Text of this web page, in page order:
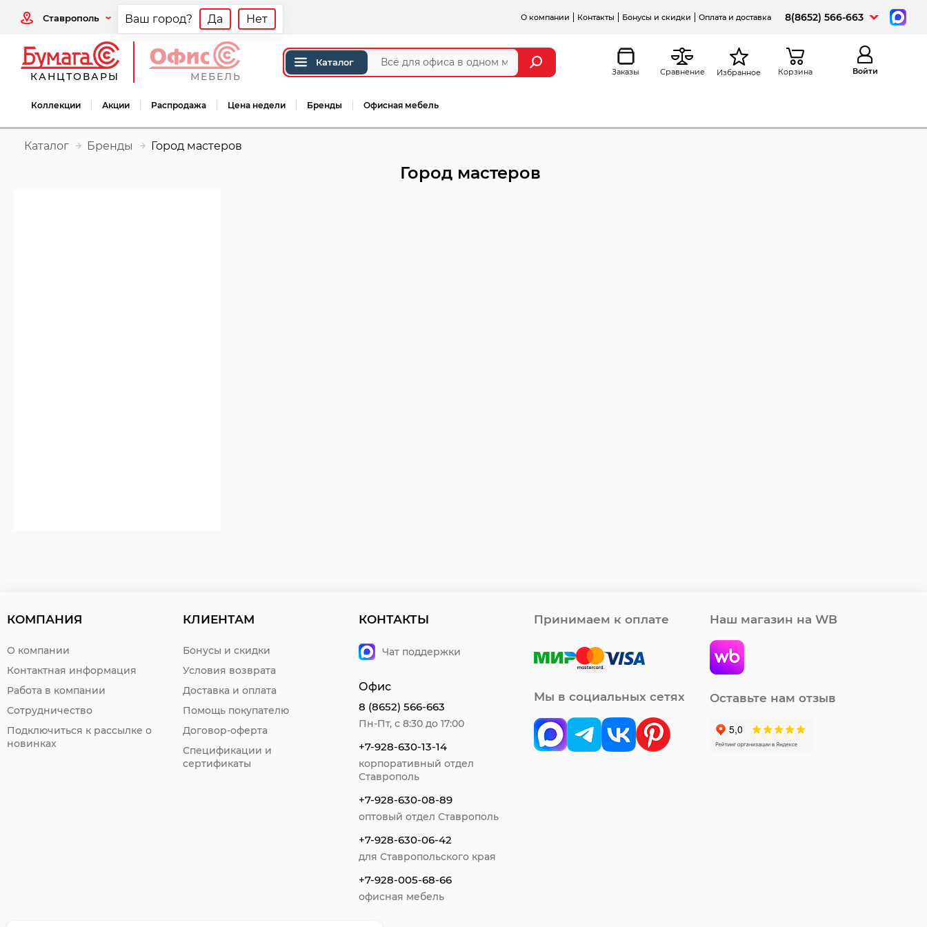
Ставрополь Ваш город? Да Нет О компании Контакты Бонусы и скидки Оплата и доставка 8(8652) 566-663
КАНЦТОВАРЫ МЕБЕЛЬ
Каталог
Заказы Сравнение Избранное Корзина Войти
Коллекции Акции Распродажа Цена недели Бренды Офисная мебель
Каталог Бренды Город мастеров
Город мастеров
КОМПАНИЯ
О компании
Контактная информация
Работа в компании
Сотрудничество
Подключиться к рассылке о
новинках
КЛИЕНТАМ
Бонусы и скидки
Условия возврата
Доставка и оплата
Помощь покупателю
Договор-оферта
Спецификации и
сертификаты
КОНТАКТЫ
Чат поддержки
Офис
8 (8652) 566-663
Пн-Пт, с 8:30 до 17:00
+7-928-630-13-14
корпоративный отдел
Ставрополь
+7-928-630-08-89
оптовый отдел Ставрополь
+7-928-630-06-42
для Ставропольского края
+7-928-005-68-66
офисная мебель
Принимаем к оплате
Мы в социальных сетях
Наш магазин на WB
Оставьте нам отзыв